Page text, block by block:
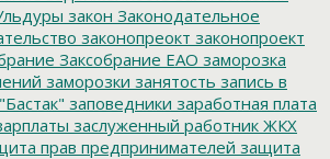
закон Законодательное
законопреокт законопроект
Заксобрание ЕАО заморозка
заморозки занятость запись в
заповедники заработная плата
заслуженный работник ЖКХ
прав предпринимателей защита